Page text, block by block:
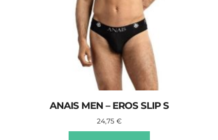
ANAIS MEN – EROS SLIP S
24,75 €